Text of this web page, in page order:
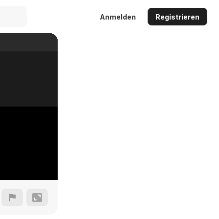
Anmelden Registrieren